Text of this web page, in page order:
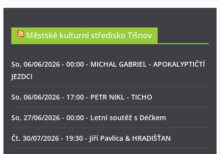
Městské kulturní středisko Tišnov
So, 06/06/2026 - 00:00 - MICHAL GABRIEL - APOKALYPTIČTÍ
JEZDCI
So, 06/06/2026 - 17:00 - PETR NIKL - TICHO
So, 27/06/2026 - 00:00 - Letní soutěž s Déčkem
Čt, 30/07/2026 - 19:30 - Jiří Pavlica & HRADIŠŤAN